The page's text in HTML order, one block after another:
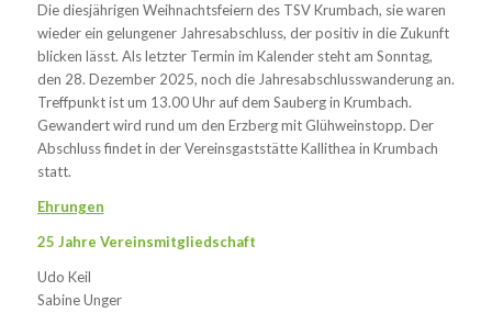
Die diesjährigen Weihnachtsfeiern des TSV Krumbach, sie waren
wieder ein gelungener Jahresabschluss, der positiv in die Zukunft
blicken lässt. Als letzter Termin im Kalender steht am Sonntag,
den 28. Dezember 2025, noch die Jahresabschlusswanderung an.
Treffpunkt ist um 13.00 Uhr auf dem Sauberg in Krumbach.
Gewandert wird rund um den Erzberg mit Glühweinstopp. Der
Abschluss findet in der Vereinsgaststätte Kallithea in Krumbach
statt.
Ehrungen
25 Jahre Vereinsmitgliedschaft
Udo Keil
Sabine Unger